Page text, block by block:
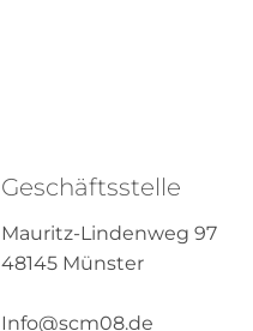
Geschäftsstelle
Mauritz-Lindenweg 97
48145 Münster
Info@scm08.de